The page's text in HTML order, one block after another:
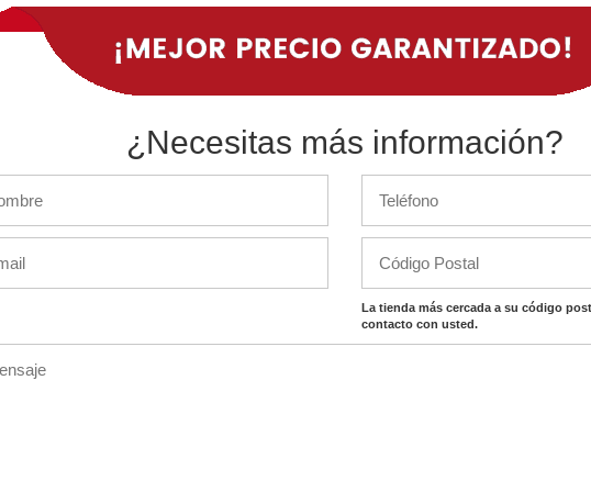
¿Necesitas más información?
La tienda más cercada a su código
contacto con usted.